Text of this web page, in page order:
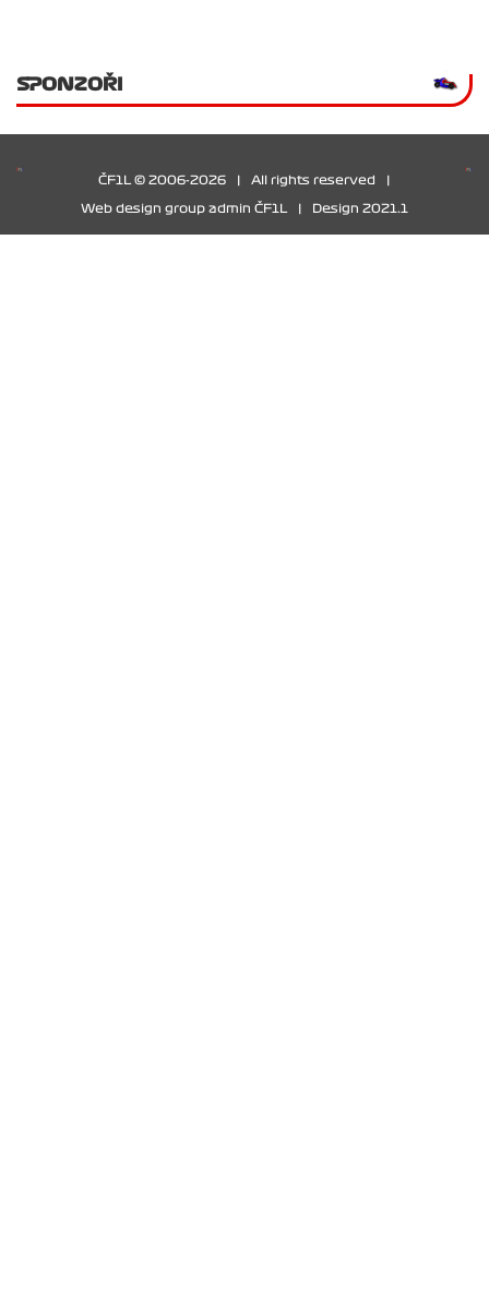
SPONZOŘI
ČF1L © 2006-2026 All rights reserved
Web design group admin ČF1L Design 2021.1